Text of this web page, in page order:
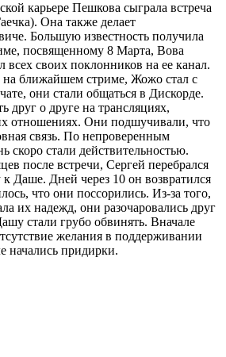
карьере Пешкова сыграла встреча
Она также делает
Большую известность получила
посвященному 8 Марта, Вова
своих поклонников на ее канал.
на ближайшем стриме, Жожо стал с
они стали общаться в Дискорде.
друг о друге на трансляциях,
отношениях. Они подшучивали, что
связь. По непроверенным
скоро стали действительностью.
после встречи, Сергей перебрался
Даше. Дней через 10 он возвратился
что они поссорились. Из-за того,
их надежд, они разочаровались друг
стали грубо обвинять. Вначале
желания в поддерживании
начались придирки.